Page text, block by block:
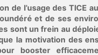
de l’usage des TICE
et de ses
sont un frein au
la motivation des
booster